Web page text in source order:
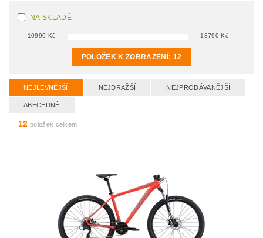
NA SKLADĚ
10990 Kč 18790Kč
POLOŽEK K ZOBRAZENÍ: 12
NEJLEVNĚJŠÍ NEJDRAŽŠÍ NEJPRODÁVANĚJŠÍ
ABECEDNĚ
12 položek celkem